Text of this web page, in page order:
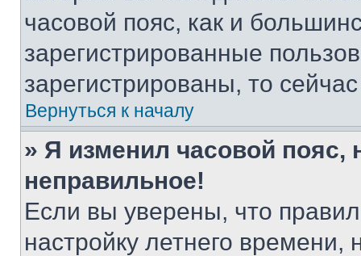
часовой пояс, как и
зарегистрированные
зарегистрированы, то
Вернуться к началу
» Я изменил часовой пояс,
неправильное!
Если вы уверены, что
настройку летнего